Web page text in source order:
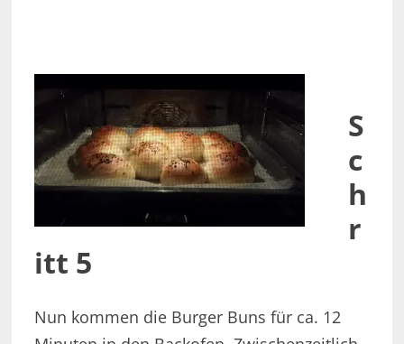
S
c
h
r
itt 5
Nun kommen die Burger Buns für ca. 12